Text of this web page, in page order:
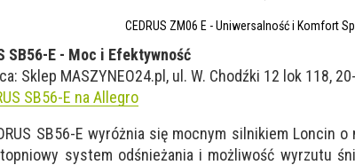
CEDRUS ZM06 E - Uniwersalność i Komfort
SB56-E - Moc i Efektywność
Sklep MASZYNEO24.pl, ul. W. Chodźki 12 lok 118,
SB56-E na Allegro
SB56-E wyróżnia się mocnym silnikiem Loncin
system odśnieżania i możliwość wyrzutu